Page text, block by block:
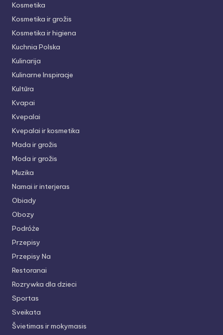
Kosmetika
Kosmetika ir grožis
Kosmetika ir higiena
Kuchnia Polska
Kulinarija
Kulinarne Inspiracje
Kultūra
Kvapai
Kvepalai
Kvepalai ir kosmetika
Mada ir grožis
Moda ir grožis
Muzika
Namai ir interjeras
Obiady
Obozy
Podróże
Przepisy
Przepisy Na
Restoranai
Rozrywka dla dzieci
Sportas
Sveikata
Švietimas ir mokymasis